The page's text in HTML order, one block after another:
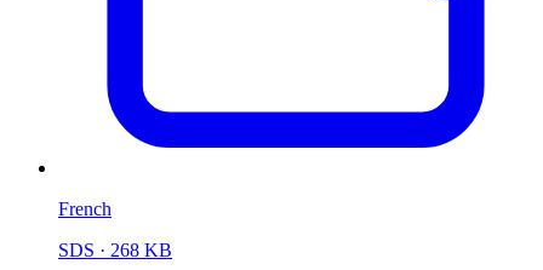
French
SDS · 268 KB